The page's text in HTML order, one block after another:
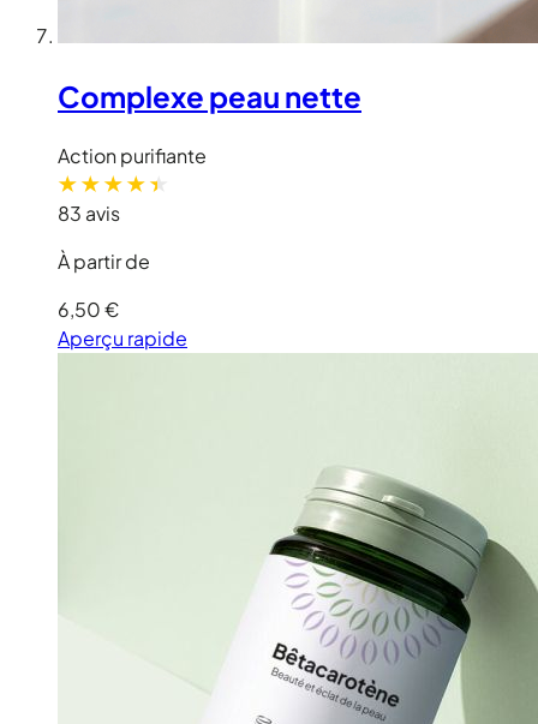
Complexe peau nette
Action purifiante
83 avis
À partir de
6,50 €
Aperçu rapide